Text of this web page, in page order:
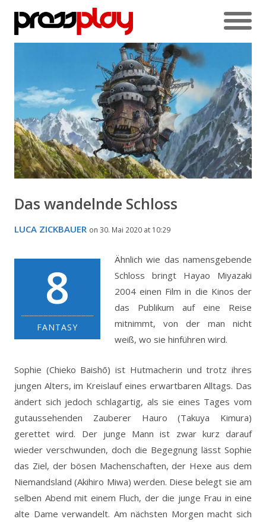
Das wandelnde Schloss
LUCA ZICKBAUER on 30. Mai 2020 at 10:29
8
FANTASY
Ähnlich wie das namensgebende
Schloss bringt Hayao Miyazaki
2004 einen Film in die Kinos der
das Publikum auf eine Reise
mitnimmt, von der man nicht
weiß, wo sie hinführen wird.
Sophie (Chieko Baishō) ist Hutmacherin und trotz ihres
jungen Alters, im Kreislauf eines erwartbaren Alltags. Das
ändert sich jedoch schlagartig, als sie eines Tages vom
gutaussehenden Zauberer Hauro (Takuya Kimura)
gerettet wird. Der junge Mann ist zwar kurz darauf
wieder verschwunden, doch die Begegnung lässt Sophie
das Ziel, der bösen Machenschaften, der Hexe aus dem
Niemandsland (Akihiro Miwa) werden. Diese belegt sie am
selben Abend mit einem Fluch, der die junge Frau in eine
alte Dame verwandelt. Am nächsten Morgen macht sich